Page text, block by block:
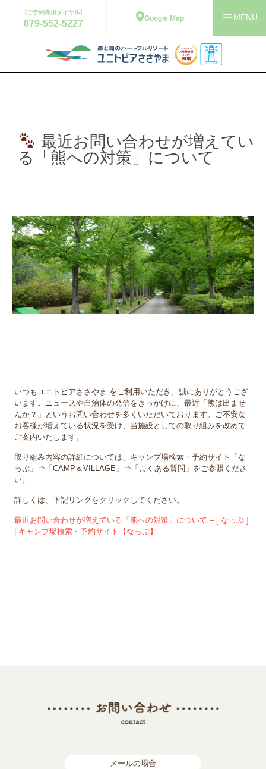
[ご予約専用ダイヤル]
079-552-5227 Google Map
最近お問い合わせが増えてい
る「熊への対策」について
いつもユニトピアささやま をご利用いただき、誠にありがとうござ
います。ニュースや自治体の発信をきっかけに、最近「熊は出ませ
んか？」というお問い合わせを多くいただいております。ご不安な
お客様が増えている状況を受け、当施設としての取り組みを改めて
ご案内いたします。
取り組み内容の詳細については、キャンプ場検索・予約サイト「な
っぷ」⇒「CAMP＆VILLAGE」⇒「よくある質問」をご参照くださ
い。
詳しくは、下記リンクをクリックしてください。
最近お問い合わせが増えている「熊への対策」について – [ なっぷ ]
| キャンプ場検索・予約サイト【なっぷ】
メールの場合